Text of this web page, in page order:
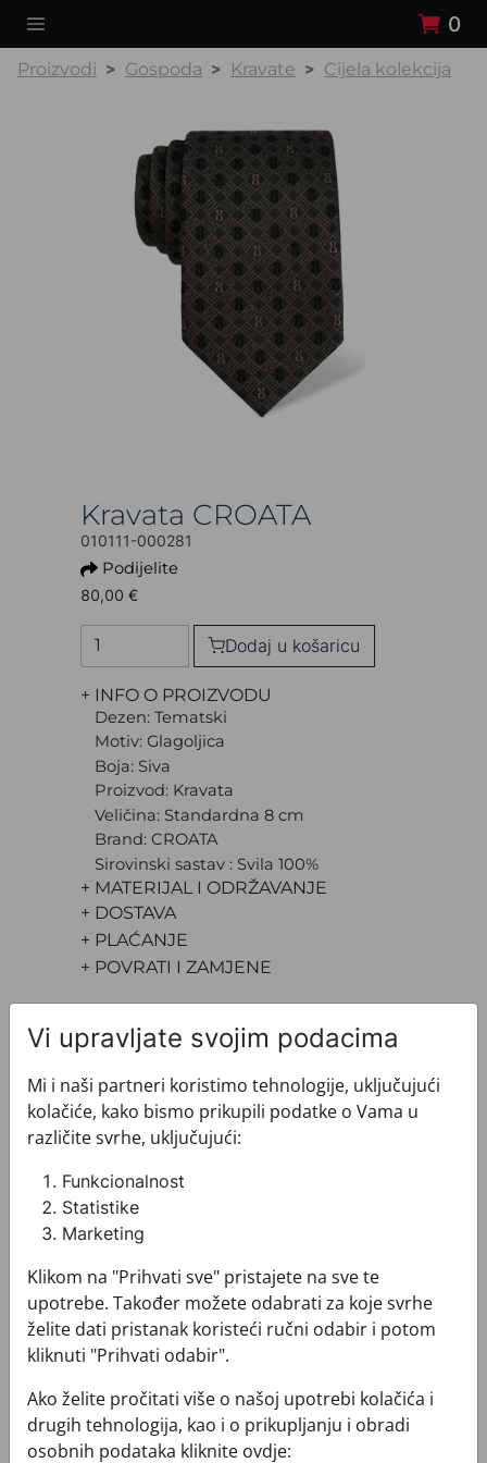
0
Proizvodi Gospoda Kravate Cijela kolekcija
Kravata CROATA
010111-000281
Podijelite
80,00 €
Dodaj u košaricu
+ INFO O PROIZVODU
Dezen: Tematski
Motiv: Glagoljica
Boja: Siva
Proizvod: Kravata
Veličina: Standardna 8 cm
Brand: CROATA
Sirovinski sastav : Svila 100%
+ MATERIJAL I ODRŽAVANJE
+ DOSTAVA
+ PLAĆANJE
+ POVRATI I ZAMJENE
Pogledajte i ovo
Vi upravljate svojim podacima
Mi i naši partneri koristimo tehnologije, uključujući
kolačiće, kako bismo prikupili podatke o Vama u
različite svrhe, uključujući:
Funkcionalnost
Statistike
Marketing
Klikom na "Prihvati sve" pristajete na sve te
upotrebe. Također možete odabrati za koje svrhe
želite dati pristanak koristeći ručni odabir i potom
kliknuti "Prihvati odabir".
Ako želite pročitati više o našoj upotrebi kolačića i
drugih tehnologija, kao i o prikupljanju i obradi
osobnih podataka kliknite ovdje: